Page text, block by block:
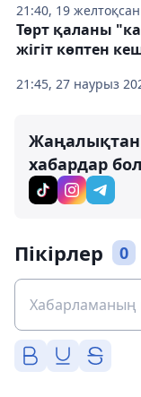
21:40, 19
21:45, 27 наурыз
Төрт қаланы
жігіт көптен
Жаңалықтан
хабардар
Пікірлер 0